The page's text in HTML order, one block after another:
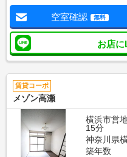
空室確認 無料
お店
賃貸コーポ
メゾン高瀬
横浜市営
15分
神奈川県
築年数